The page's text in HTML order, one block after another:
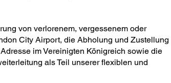
von verlorenem, vergessenem oder
City Airport, die Abholung und Zustellung
im Vereinigten Königreich sowie die
als Teil unserer flexiblen und